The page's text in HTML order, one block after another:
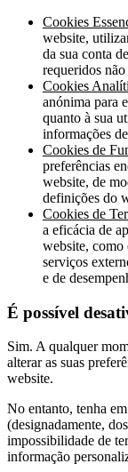
Cookies
website,
da sua conta
requeridos não
Cookies
anónima para
quanto à sua
informações
Cookies de
preferências
website, de
definições do
Cookies de
a eficácia de
website, como
serviços
e de
É possível
Sim. A qualquer
alterar as suas
website.
No entanto, tenha
(designadamente,
impossibilidade de
informação